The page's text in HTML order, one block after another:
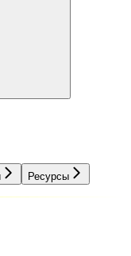
Ресурсы